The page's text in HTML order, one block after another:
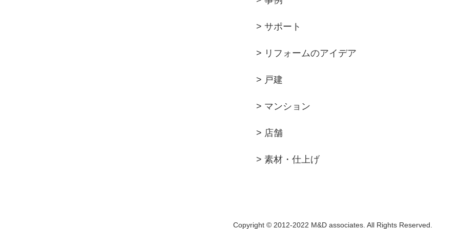
> サポート
> リフォームのアイデア
> 戸建
> マンション
> 店舗
> 素材・仕上げ
Copyright © 2012-2022 M&D associates. All Rights Reserved.